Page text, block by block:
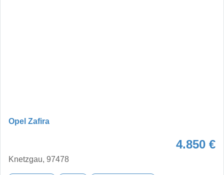
Opel Zafira
4.850 €
Knetzgau, 97478